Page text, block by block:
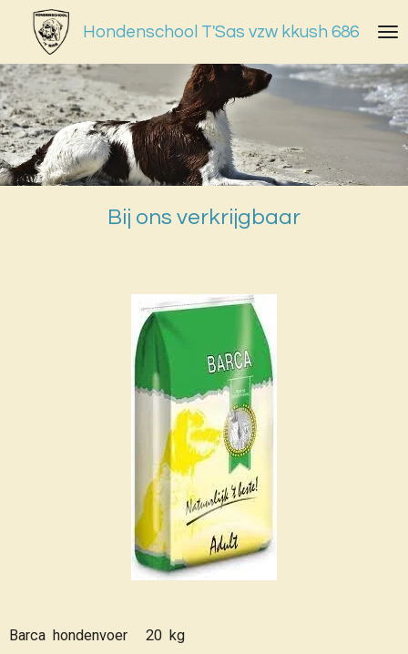
direct
naar
de
hoofdinhoud
Hondenschool T'Sas vzw kkush 686
Bij ons verkrijgbaar
Barca hondenvoer 20 kg